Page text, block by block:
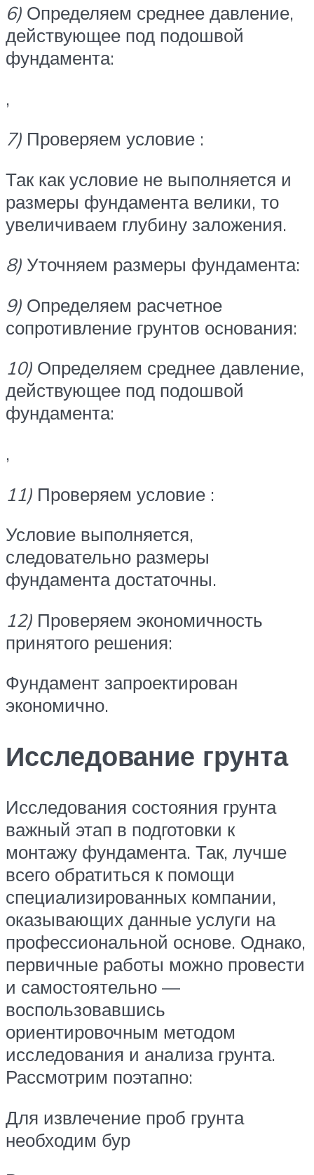
6) Определяем среднее давление,
действующее под подошвой
фундамента:
,
7) Проверяем условие :
Так как условие не выполняется и
размеры фундамента велики, то
увеличиваем глубину заложения.
8) Уточняем размеры фундамента:
9) Определяем расчетное
сопротивление грунтов основания:
10) Определяем среднее давление,
действующее под подошвой
фундамента:
,
11) Проверяем условие :
Условие выполняется,
следовательно размеры
фундамента достаточны.
12) Проверяем экономичность
принятого решения:
Фундамент запроектирован
экономично.
Исследование грунта
Исследования состояния грунта
важный этап в подготовки к
монтажу фундамента. Так, лучше
всего обратиться к помощи
специализированных компании,
оказывающих данные услуги на
профессиональной основе. Однако,
первичные работы можно провести
и самостоятельно —
воспользовавшись
ориентировочным методом
исследования и анализа грунта.
Рассмотрим поэтапно:
Для извлечение проб грунта
необходим бур